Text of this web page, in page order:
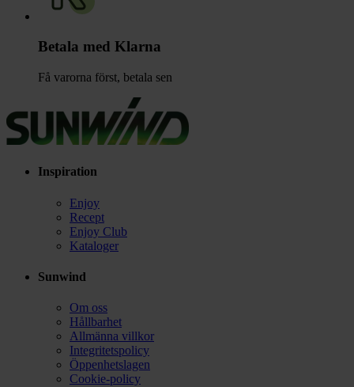
Betala med Klarna
Få varorna först, betala sen
Inspiration
Enjoy
Recept
Enjoy Club
Kataloger
Sunwind
Om oss
Hållbarhet
Allmänna villkor
Integritetspolicy
Öppenhetslagen
Cookie-policy